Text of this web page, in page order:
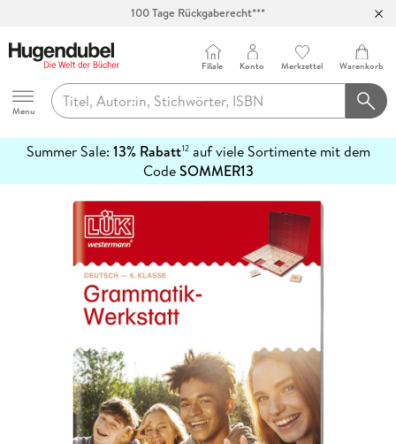
100 Tage Rückgaberecht***
Hugendubel
Menu
Filiale Konto Merkzettel Warenkorb
Summer Sale: 13% Rabatt12auf viele Sortimente mit dem
CodeSOMMER13
erfahren